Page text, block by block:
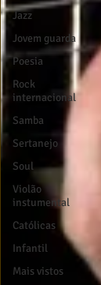
Jazz
Jovem guarda
Poesia
Rock
internacional
Samba
Sertanejo
Soul
Violão
instumental
Católicas
Infantil
Mais vistos